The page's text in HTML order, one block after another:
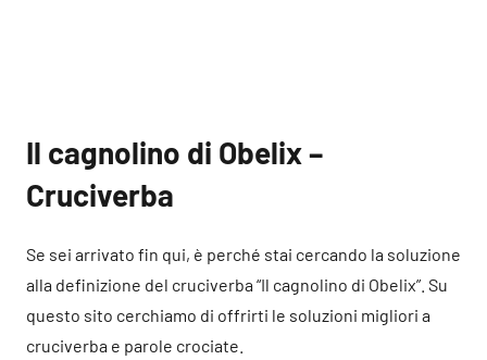
Il cagnolino di Obelix –
Cruciverba
Se sei arrivato fin qui, è perché stai cercando la soluzione
alla definizione del cruciverba “Il cagnolino di Obelix”. Su
questo sito cerchiamo di offrirti le soluzioni migliori a
cruciverba e parole crociate.